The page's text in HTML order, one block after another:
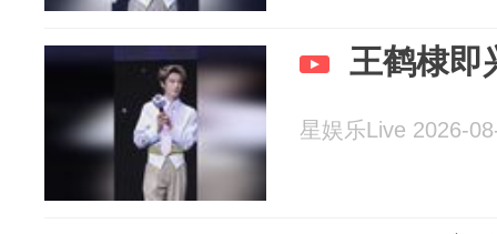
王鹤棣即
星娱乐Live 2026-